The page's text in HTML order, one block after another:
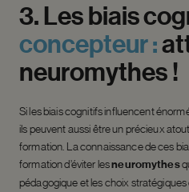
3.Lesbiais
concepteur:
neuromythes!
Si les biais cognitifs influencent
ils peuvent aussi être un précieux
formation. La connaissance de ces
formation d’éviter lesneuromythes
pédagogique et les choix stratégiques